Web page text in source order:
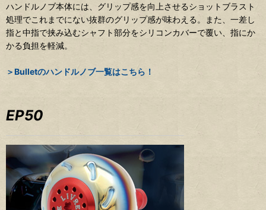
ハンドルノブ本体には、グリップ感を向上させるショットブラスト
処理でこれまでにない抜群のグリップ感が味わえる。また、一差し
指と中指で挟み込むシャフト部分をシリコンカバーで覆い、指にか
かる負担を軽減。
＞Bulletのハンドルノブ一覧はこちら！
EP50